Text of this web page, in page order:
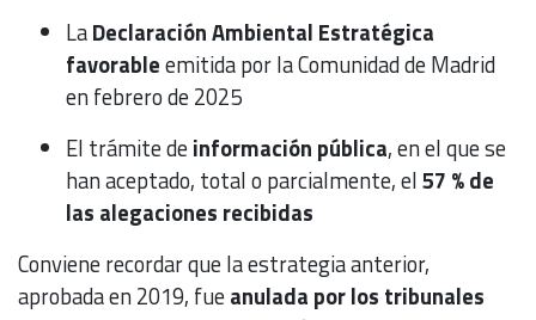
LaDeclaración Ambiental Estratégica
favorableemitida por la Comunidad de Madrid
en febrero de 2025
El trámite deinformación pública, en el que se
han aceptado, total o parcialmente, el57 % de
las alegaciones recibidas
Conviene recordar que la estrategia anterior,
aprobada en 2019, fueanulada por los tribunales